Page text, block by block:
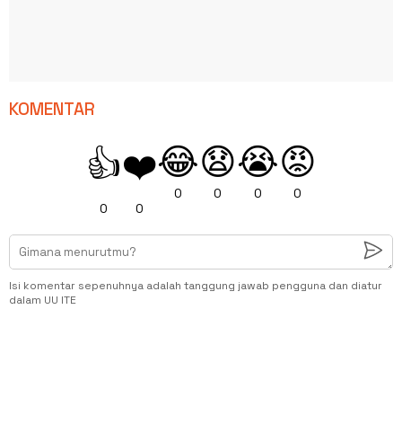
KOMENTAR
👍
0
❤️
0
😂
0
😧
0
😭
0
😡
0
Isi komentar sepenuhnya adalah tanggung jawab pengguna dan diatur
dalam UU ITE